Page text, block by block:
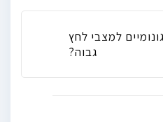
למצבי לחץ
גבוה?